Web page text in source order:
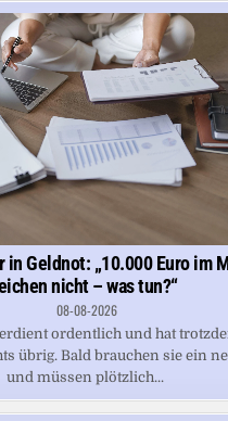
in Geldnot: „10.000 Euro im
nicht – was tun?“
08-08-2026
ordentlich und hat
übrig. Bald brauchen sie ein
und müssen plötzlich...